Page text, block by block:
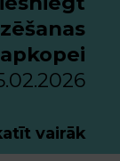
vairāk